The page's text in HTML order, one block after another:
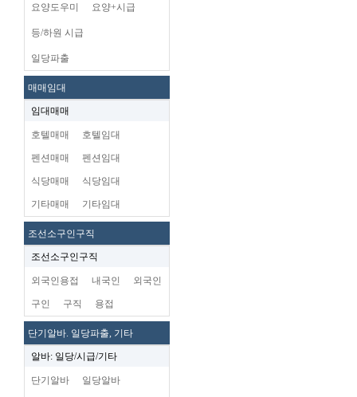
요양도우미 요양+시급
등/하원 시급
일당파출
매매임대
임대매매
호텔매매 호텔임대
펜션매매 펜션임대
식당매매 식당임대
기타매매 기타임대
조선소구인구직
조선소구인구직
외국인용접 내국인 외국인
구인 구직 용접
단기알바. 일당파출, 기타
알바: 일당/시급/기타
단기알바 일당알바